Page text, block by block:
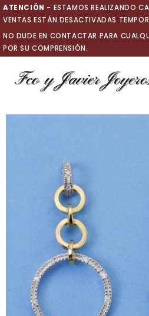
Ir
al
contenido
ATENCIÓN - ESTAMOS REALIZANDO
VENTAS ESTÁN DESACTIVADAS
NO DUDE EN CONTACTAR PARA
POR SU COMPRENSIÓN.